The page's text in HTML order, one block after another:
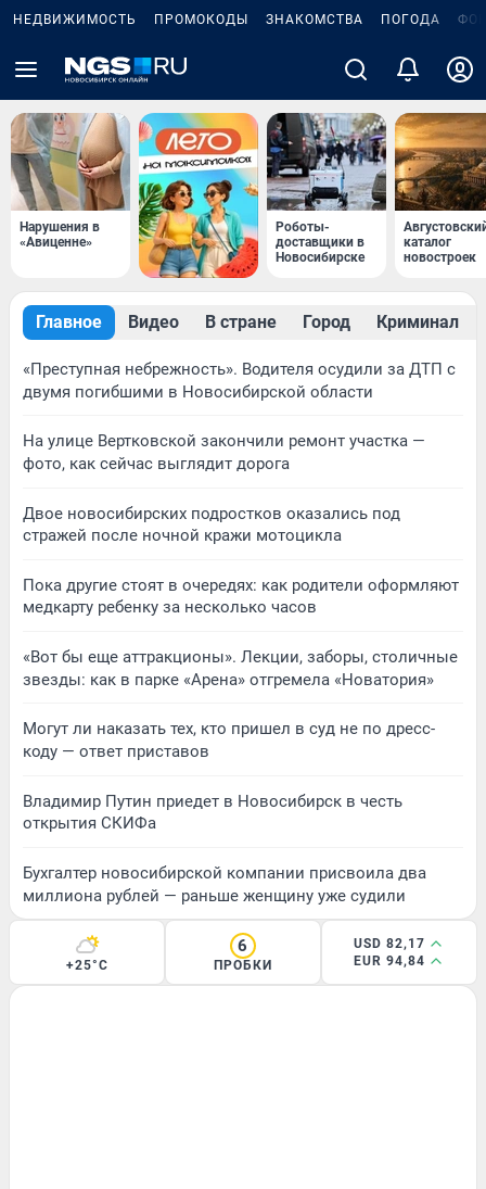
НЕДВИЖИМОСТЬ ПРОМОКОДЫ ЗНАКОМСТВА ПОГОДА
Нарушения в
«Авиценне»
Роботы-
доставщики в
Новосибирске
каталог
новостроек
Главное Видео В стране Город Криминал
«Преступная небрежность». Водителя осудили за ДТП с
двумя погибшими в Новосибирской области
На улице Вертковской закончили ремонт участка —
фото, как сейчас выглядит дорога
Двое новосибирских подростков оказались под
стражей после ночной кражи мотоцикла
Пока другие стоят в очередях: как родители оформляют
медкарту ребенку за несколько часов
«Вот бы еще аттракционы». Лекции, заборы, столичные
звезды: как в парке «Арена» отгремела «Новатория»
Могут ли наказать тех, кто пришел в суд не по дресс-
коду — ответ приставов
Владимир Путин приедет в Новосибирск в честь
открытия СКИФа
Бухгалтер новосибирской компании присвоила два
миллиона рублей — раньше женщину уже судили
+25°C
6
ПРОБКИ
USD 82,17
EUR 94,84